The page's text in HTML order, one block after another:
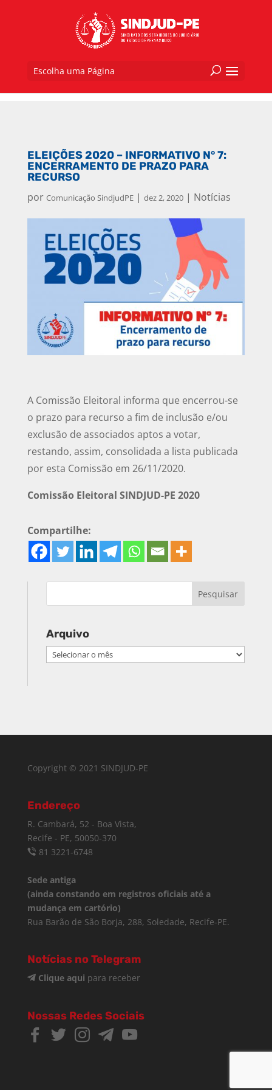
Escolha uma Página
ELEIÇÕES 2020 – INFORMATIVO N° 7:
ENCERRAMENTO DE PRAZO PARA
RECURSO
por Comunicação SindjudPE| dez 2, 2020| Notícias
A Comissão Eleitoral informa que encerrou-se
o prazo para recurso a fim de inclusão e/ou
exclusão de associados aptos a votar,
restando, assim, consolidada a lista publicada
por esta Comissão em 26/11/2020.
Comissão Eleitoral SINDJUD-PE 2020
Compartilhe:
Arquivo
Arquivo
Copyright © 2021 SINDJUD-PE
Endereço
R. Cambará, 52 - Boa Vista,
Recife - PE, 50050-370
81 3221-6748
Sede antiga
(ainda constando em registros oficiais até a
mudança em cartório)
Rua Barão de São Borja, 288, Soledade, Recife-PE.
Notícias no Telegram
Clique aqui para receber
Nossas Redes Sociais